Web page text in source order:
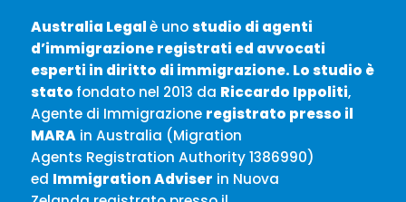
Australia Legalè unostudio di agenti
d’immigrazione registrati ed avvocati
esperti in diritto di immigrazione. Lo studio è
stato fondato nel 2013 da Riccardo Ippoliti,
Agente di Immigrazione registrato presso il
MARA in Australia (Migration
Agents Registration Authority 1386990)
ed Immigration Adviser in Nuova